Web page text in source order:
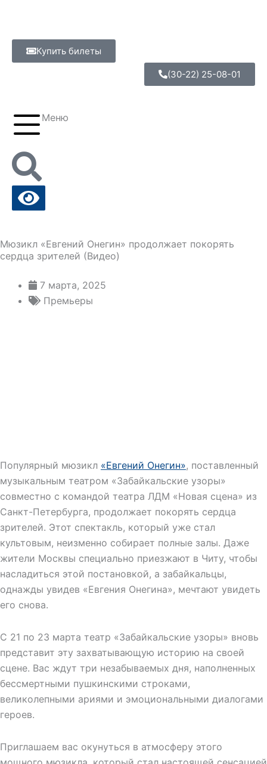
содержимому
Купить билеты
(30-22) 25-08-01
Меню
Мюзикл «Евгений Онегин» продолжает покорять
сердца зрителей (Видео)
7 марта, 2025
Премьеры
Популярный мюзикл «Евгений Онегин», поставленный
музыкальным театром «Забайкальские узоры»
совместно с командой театра ЛДМ «Новая сцена» из
Санкт-Петербурга, продолжает покорять сердца
зрителей. Этот спектакль, который уже стал
культовым, неизменно собирает полные залы. Даже
жители Москвы специально приезжают в Читу, чтобы
насладиться этой постановкой, а забайкальцы,
однажды увидев «Евгения Онегина», мечтают увидеть
его снова.
С 21 по 23 марта театр «Забайкальские узоры» вновь
представит эту захватывающую историю на своей
сцене. Вас ждут три незабываемых дня, наполненных
бессмертными пушкинскими строками,
великолепными ариями и эмоциональными диалогами
героев.
Приглашаем вас окунуться в атмосферу этого